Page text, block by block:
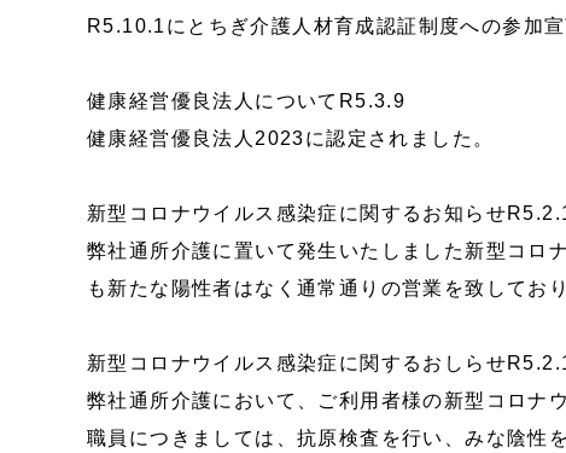
R5.10.1にとちぎ介護人材育成認証制度への参加宣
健康経営優良法人についてR5.3.9
健康経営優良法人2023に認定されました。
新型コロナウイルス感染症に関するお知らせ
弊社通所介護に置いて発生いたしました新型コロ
も新たな陽性者はなく通常通りの営業を致してお
新型コロナウイルス感染症に関するおしらせ
弊社通所介護において、ご利用者様の新型コロナ
職員につきましては、抗原検査を行い、みな陰性